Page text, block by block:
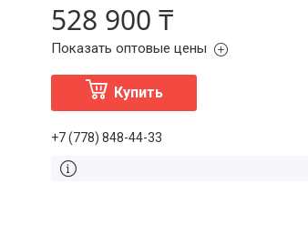
528 900 ₸
Показать оптовые цены
Купить
+7 (778) 848-44-33